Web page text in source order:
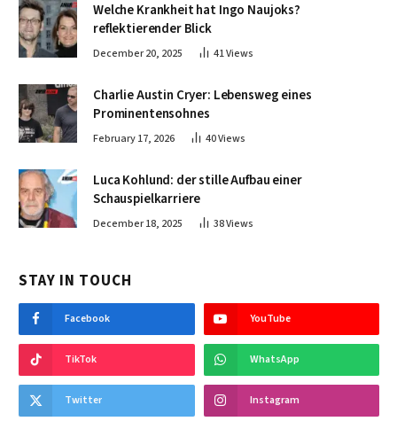
Welche Krankheit hat Ingo Naujoks?
reflektierender Blick
December 20, 2025 41Views
Charlie Austin Cryer: Lebensweg eines
Prominentensohnes
February 17, 2026 40Views
Luca Kohlund: der stille Aufbau einer
Schauspielkarriere
December 18, 2025 38Views
STAY IN TOUCH
Facebook YouTube
TikTok WhatsApp
Twitter Instagram